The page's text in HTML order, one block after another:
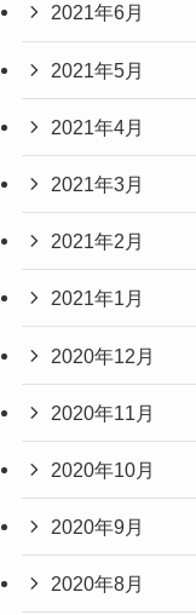
2021年6月
2021年5月
2021年4月
2021年3月
2021年2月
2021年1月
2020年12月
2020年11月
2020年10月
2020年9月
2020年8月